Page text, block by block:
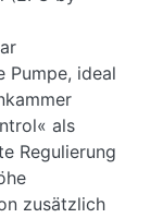
Pumpe, ideal
als
Regulierung
zusätzlich